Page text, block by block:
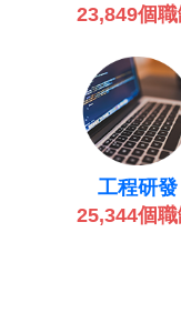
23,849個
工程研發
25,344個